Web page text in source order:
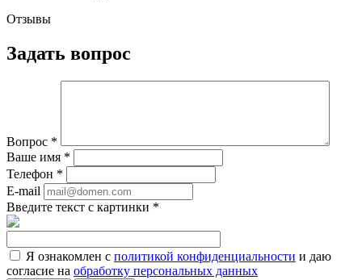
Отзывы
Задать вопрос
Вопрос *
Ваше имя *
Телефон *
E-mail
Введите текст с картинки *
Я ознакомлен с политикой конфиденциальности и даю
согласие на обработку персональных данных